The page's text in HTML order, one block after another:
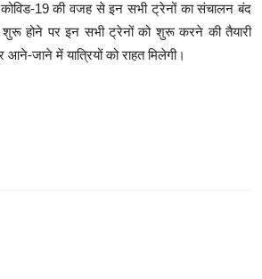
19 की वजह से इन सभी ट्रेनों का संचालन बंद
शुरू होने पर इन सभी ट्रेनों को शुरू करने की तैयारी
आने-जाने में यात्रियों को राहत मिलेगी।